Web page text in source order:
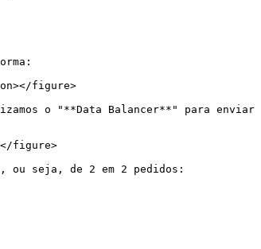
figure>
o "**Data Balancer**" para enviar
figure>
ou seja, de 2 em 2 pedidos: